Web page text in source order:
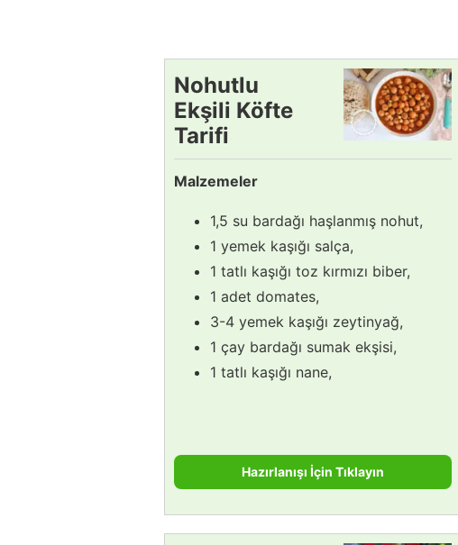
Nohutlu
Ekşili Köfte
Tarifi
Malzemeler
1,5 su bardağı haşlanmış nohut,
1 yemek kaşığı salça,
1 tatlı kaşığı toz kırmızı biber,
1 adet domates,
3-4 yemek kaşığı zeytinyağ,
1 çay bardağı sumak ekşisi,
1 tatlı kaşığı nane,
Hazırlanışı İçin Tıklayın